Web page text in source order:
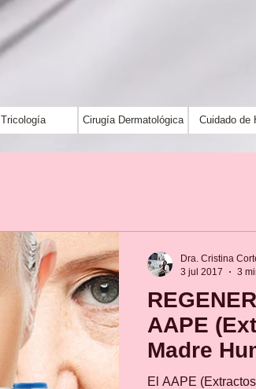
Tricología Cirugía Dermatológica Cuidado de
AAPE
Madre
El AAPE
Dra. Cristina
3 jul 2017
3